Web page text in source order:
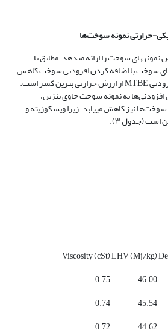
حرارتی نمونه سوخت‌ها
خواص نمونه­های سوخت را ارائه می­دهد. مطابق با
سوخت با اضافه کردن افزودنی سوخت کاهش
می­یابد. زیرا ارزش حرارتی افزودنی MTBE از ارزش حرارتی بنزین کمتر است.
افزودنی‌ها به نمونه سوخت حاوی بنزین،
نیز کاهش می­یابد. زیرا ویسکوزیته و
LHV (Mj/kg)
Viscosity (cSt)
46.00
0.75
45.54
0.74
44.62
0.72